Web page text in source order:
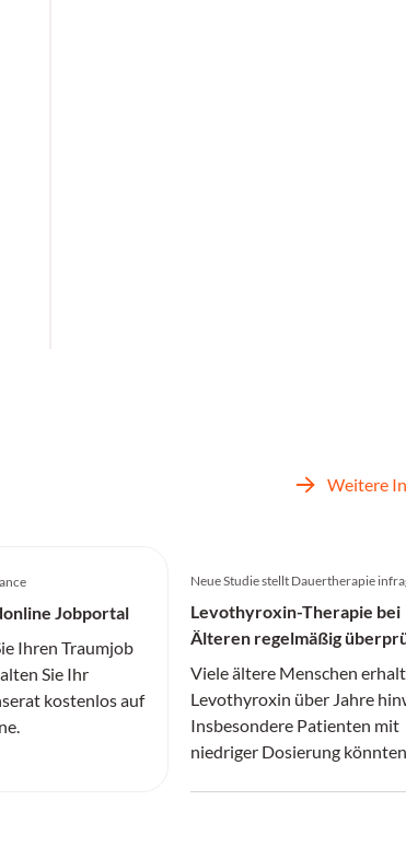
Weitere
Jobportal
Ihren Traumjob
Sie Ihr
kostenlos auf
Neue Studie stellt Dauertherapie
Levothyroxin-Therapie bei
Älteren regelmäßig
Viele ältere Menschen
Levothyroxin über Jahre
Insbesondere Patienten mit
niedriger Dosierung